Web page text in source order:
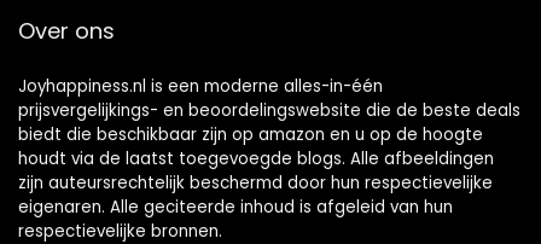
Over ons
Joyhappiness.nl is een moderne alles-in-één
prijsvergelijkings- en beoordelingswebsite die de beste deals
biedt die beschikbaar zijn op amazon en u op de hoogte
houdt via de laatst toegevoegde blogs. Alle afbeeldingen
zijn auteursrechtelijk beschermd door hun respectievelijke
eigenaren. Alle geciteerde inhoud is afgeleid van hun
respectievelijke bronnen.